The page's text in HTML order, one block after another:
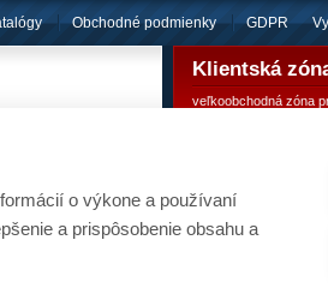
Obchodné podmienky GDPR
Klientská
veľkoobchodná zóna
DUALo výkone a používaní
a prispôsobenie obsahu a